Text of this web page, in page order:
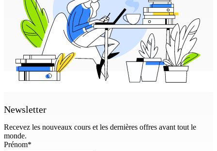
Newsletter
Recevez les nouveaux cours et les dernières offres avant tout le
monde.
Prénom*